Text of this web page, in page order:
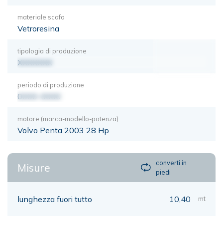
materiale scafo
Vetroresina
tipologia di produzione
XXXXXXX
periodo di produzione
0000-0000
motore (marca-modello-potenza)
Volvo Penta 2003 28 Hp
Misure
converti in
piedi
lunghezza fuori tutto 10,40 mt